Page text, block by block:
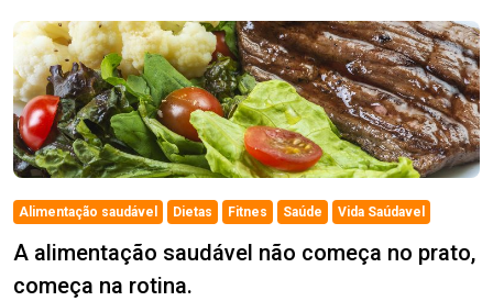
Alimentação saudável Dietas Fitnes Saúde Vida Saúdavel
A alimentação saudável não começa no prato,
começa na rotina.